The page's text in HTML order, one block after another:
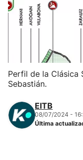
Atletismo
Carreras de
Más deportes
"Helmuga"
Perfil de la Clásica
Sebastián.
EITB
08/07/2024 -
Última